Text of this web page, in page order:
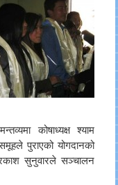
कोषाध्यक्ष श्याम
पुराएको योगदानको
सुनुवारले सञ्चालन